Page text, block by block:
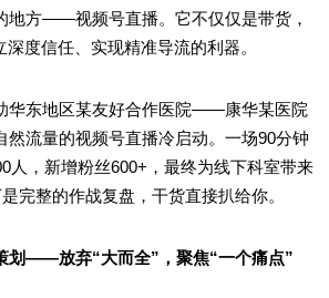
地方——视频号直播。它不仅仅是带货，
度信任、实现精准导流的利器。
东地区某友好合作医院——康华某医院
然流量的视频号直播冷启动。一场90分钟
人，新增粉丝600+，最终为线下科室带来
完整的作战复盘，干货直接扒给你。
划——放弃“大而全”，聚焦“一个痛点”